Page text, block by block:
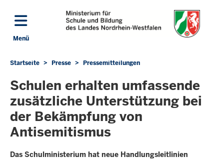
Direkt zum Inhalt
Menü
Sie
sich
hier
Startseite Presse Pressemitteilungen
Schulen erhalten umfassende
zusätzliche Unterstützung bei
der Bekämpfung von
Antisemitismus
Das Schulministerium hat neue Handlungsleitlinien